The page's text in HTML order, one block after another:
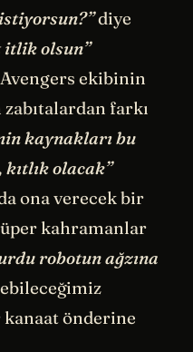
diye
itlik olsun”
ekibinin
farkı
kaynakları bu
olacak”
ona verecek bir
kahramanlar
robotun ağzına
kanaat önderine